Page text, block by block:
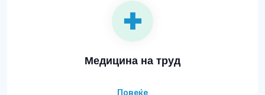
Медицина на труд